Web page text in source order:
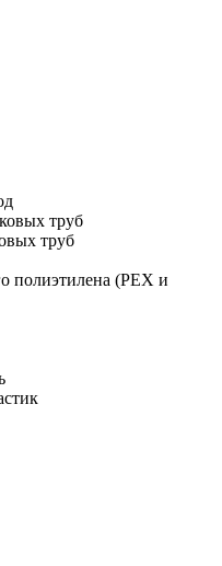
труб
труб
полиэтилена (PEX и